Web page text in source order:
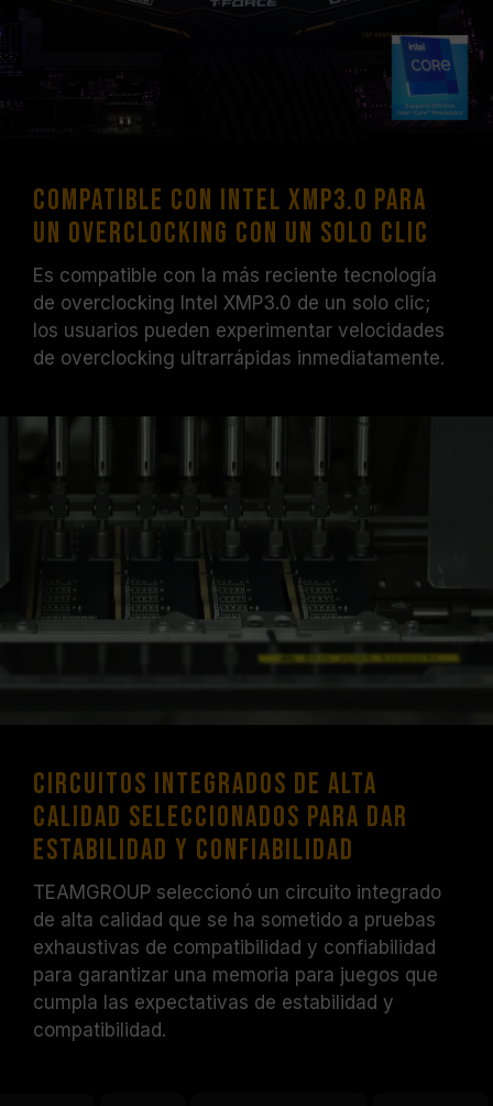
Compatible con Intel XMP3.0 para
un overclocking con un solo clic
Es compatible con la más reciente tecnología
de overclocking Intel XMP3.0 de un solo clic;
los usuarios pueden experimentar velocidades
de overclocking ultrarrápidas inmediatamente.
Circuitos integrados de alta
calidad seleccionados para dar
estabilidad y confiabilidad
TEAMGROUP seleccionó un circuito integrado
de alta calidad que se ha sometido a pruebas
exhaustivas de compatibilidad y confiabilidad
para garantizar una memoria para juegos que
cumpla las expectativas de estabilidad y
compatibilidad.